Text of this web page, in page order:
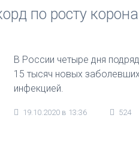
по росту
В России четыре дня
15 тысяч новых
инфекцией.
19.10.2020 в 13:36 524